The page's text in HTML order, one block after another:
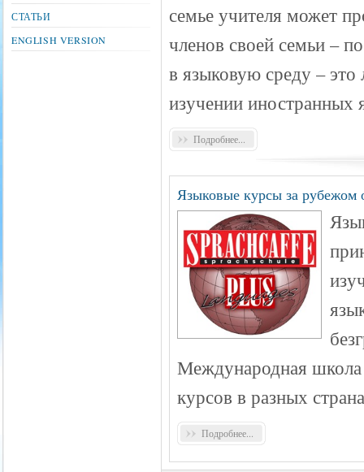
семье учителя может
членов своей семьи –
в языковую среду – это
изучении иностранных
Подробнее...
Языковые курсы за рубежом
Международная школа
курсов в разных
Подробнее...
СТАТЬИ
ENGLISH VERSION